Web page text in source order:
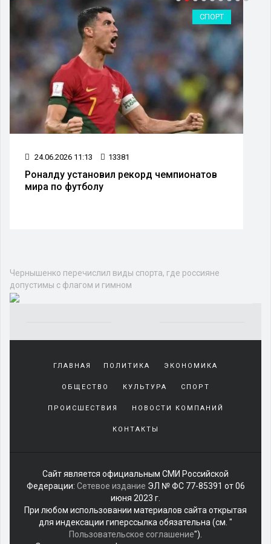
СПОРТ
24.06.2026 11:13 13381
Роналду установил рекорд чемпионатов
мира по футболу
Чернышенко перечислил виды спорта, где россияне
допустимы с флагом и гимном
sürekli
beraber
geçirerek
harcadığı
yakın
olan
arkadaşına
misafir
olarak
kalmaya
ГЛАВНАЯ ПОЛИТИКА ЭКОНОМИКА
ОБЩЕСТВО КУЛЬТУРА СПОРТ
ПРОИСШЕСТВИЯ НОВОСТИ КОМПАНИЙ
КОНТАКТЫ
Сайт является официальным СМИ Российской
Федерации: Сетевое издание ЭЛ № ФС 77-85391 от 06
июня 2023 г.
При любом использовании материалов сайта открытая
для индексации гиперссылка обязательна (см. "
Пользовательское соглашение").